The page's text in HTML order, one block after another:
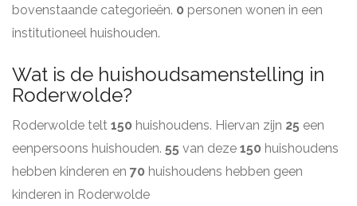
bovenstaande categorieën. 0 personen wonen in een
institutioneel huishouden.
Wat is de huishoudsamenstelling in
Roderwolde?
Roderwolde telt 150 huishoudens. Hiervan zijn 25 een
eenpersoons huishouden. 55 van deze 150 huishoudens
hebben kinderen en 70 huishoudens hebben geen
kinderen in Roderwolde